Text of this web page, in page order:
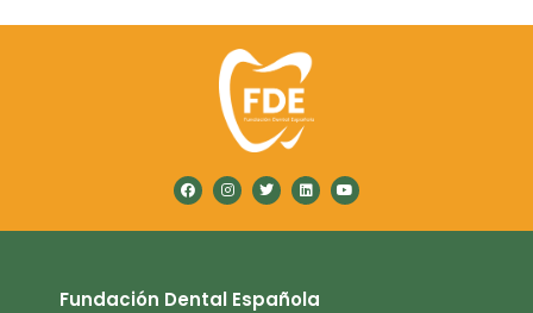
Fundación Dental Española